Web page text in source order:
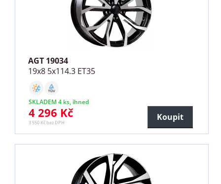
AGT 19034
19x8 5x114.3 ET35
SKLADEM 4 ks, ihned
4 296 Kč
3 550 Kč bez DPH
Koupit